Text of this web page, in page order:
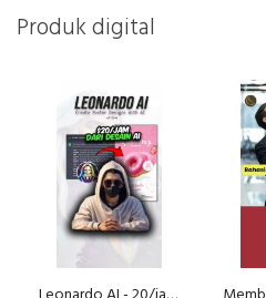
Produk digital